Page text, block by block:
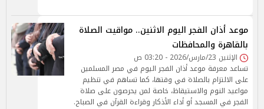
موعد أذان الفجر اليوم الاثنين.. مواقيت الصلاة
بالقاهرة والمحافظات
الإثنين 23/مارس/2026 - 03:20 ص
تساعد معرفة موعد أذان الفجر اليوم في مصر المسلمين
على الالتزام بالصلاة في وقتها، كما تساهم في تنظيم
مواعيد النوم والاستيقاظ، خاصة لمن يحرصون على صلاة
الفجر في المسجد أو أداء الأذكار وقراءة القرآن في الصباح.